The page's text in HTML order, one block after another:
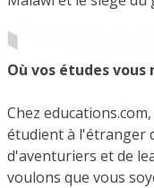
Où vos études
Chez
étudient à l'étranger
d'aventuriers et de
voulons que vous